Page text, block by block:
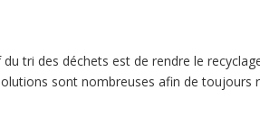
tri des déchets est de rendre le
sont nombreuses afin de toujours